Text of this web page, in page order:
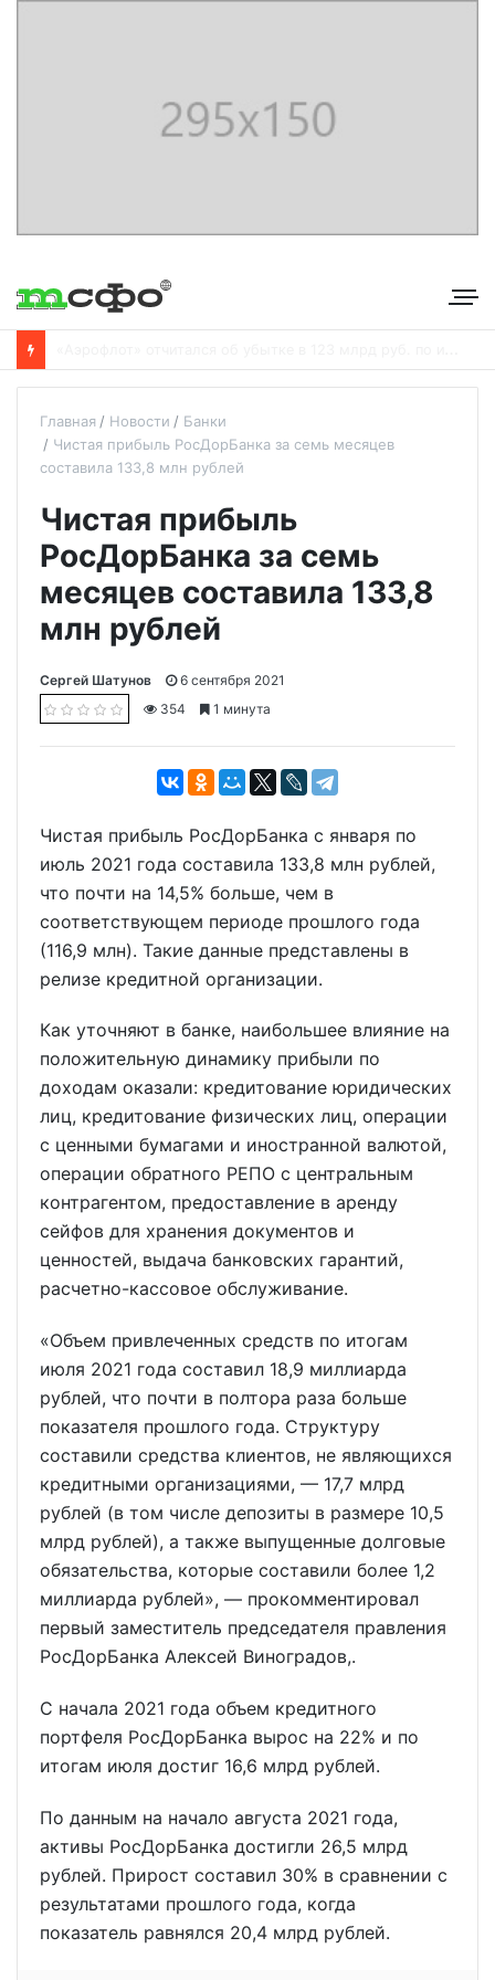
Главная Новости
Банки
Чистая прибыль РосДорБанка за семь месяцев
составила 133,8 млн рублей
Чистая прибыль
РосДорБанка за семь
месяцев составила 133,8
млн рублей
Сергей Шатунов
6 сентября 2021
354
1 минута
Чистая прибыль РосДорБанка с января по
июль 2021 года составила 133,8 млн рублей,
что почти на 14,5% больше, чем в
соответствующем периоде прошлого года
(116,9 млн). Такие данные представлены в
релизе кредитной организации.
Как уточняют в банке, наибольшее влияние на
положительную динамику прибыли по
доходам оказали: кредитование юридических
лиц, кредитование физических лиц, операции
с ценными бумагами и иностранной валютой,
операции обратного РЕПО с центральным
контрагентом, предоставление в аренду
сейфов для хранения документов и
ценностей, выдача банковских гарантий,
расчетно-кассовое обслуживание.
«Объем привлеченных средств по итогам
июля 2021 года составил 18,9 миллиарда
рублей, что почти в полтора раза больше
показателя прошлого года. Структуру
составили средства клиентов, не являющихся
кредитными организациями, — 17,7 млрд
рублей (в том числе депозиты в размере 10,5
млрд рублей), а также выпущенные долговые
обязательства, которые составили более 1,2
миллиарда рублей», — прокомментировал
первый заместитель председателя правления
РосДорБанка Алексей Виноградов,.
С начала 2021 года объем кредитного
портфеля РосДорБанка вырос на 22% и по
итогам июля достиг 16,6 млрд рублей.
По данным на начало августа 2021 года,
активы РосДорБанка достигли 26,5 млрд
рублей. Прирост составил 30% в сравнении с
результатами прошлого года, когда
показатель равнялся 20,4 млрд рублей.